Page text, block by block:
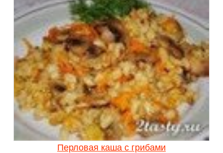
Перловая каша с грибами